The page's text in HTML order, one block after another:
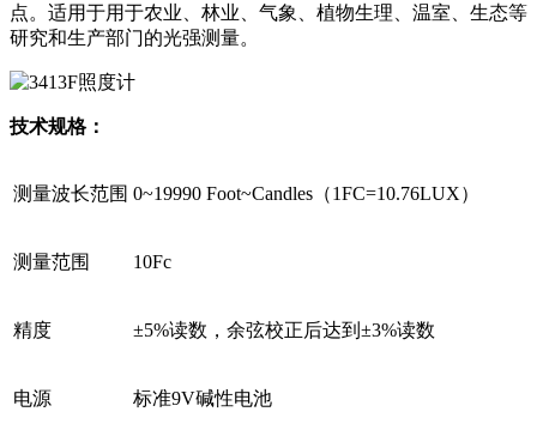
点。适用于用于农业、林业、气象、植物生理、温室、生态等
研究和生产部门的光强测量。
技术规格：
测量波长范围 0~19990 Foot~Candles（1FC=10.76LUX）
测量范围 10Fc
精度 ±5%读数，余弦校正后达到±3%读数
电源 标准9V碱性电池